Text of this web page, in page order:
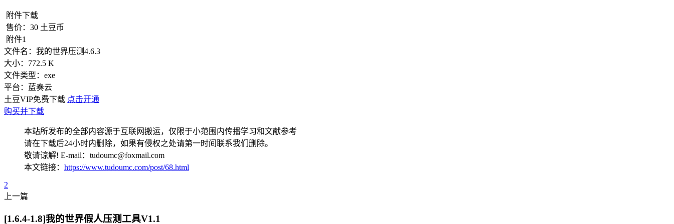
附件下载
售价： 30 土豆币
附件1
文件名： 我的世界压测4.6.3
大小： 772.5 K
文件类型： exe
平台：
蓝奏云
土豆VIP免费下载 点击开通
购买并下载
本站所发布的全部内容源于互联网搬运，仅限于小范围内传播学习和文献参考
请在下载后24小时内删除，如果有侵权之处请第一时间联系我们删除。
敬请谅解! E-mail：tudoumc@foxmail.com
本文链接： https://www.tudoumc.com/post/68.html
2
上一篇
[1.6.4-1.8]我的世界假人压测工具V1.1